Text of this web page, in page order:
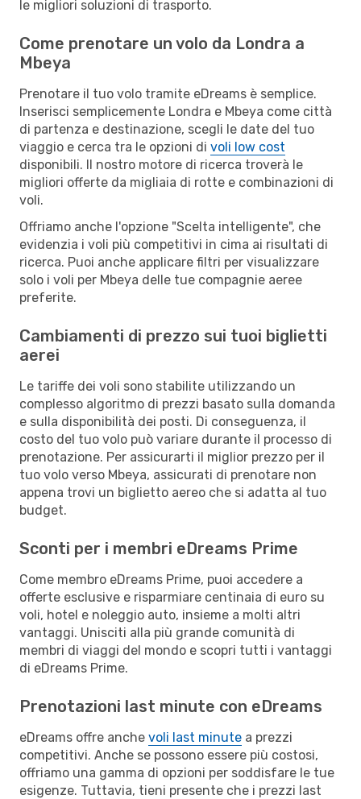
le migliori soluzioni di trasporto.
Come prenotare un volo da Londra a
Mbeya
Prenotare il tuo volo tramite eDreams è semplice.
Inserisci semplicemente Londra e Mbeya come città
di partenza e destinazione, scegli le date del tuo
viaggio e cerca tra le opzioni di voli low cost
disponibili. Il nostro motore di ricerca troverà le
migliori offerte da migliaia di rotte e combinazioni di
voli.
Offriamo anche l'opzione "Scelta intelligente", che
evidenzia i voli più competitivi in cima ai risultati di
ricerca. Puoi anche applicare filtri per visualizzare
solo i voli per Mbeya delle tue compagnie aeree
preferite.
Cambiamenti di prezzo sui tuoi biglietti
aerei
Le tariffe dei voli sono stabilite utilizzando un
complesso algoritmo di prezzi basato sulla domanda
e sulla disponibilità dei posti. Di conseguenza, il
costo del tuo volo può variare durante il processo di
prenotazione. Per assicurarti il miglior prezzo per il
tuo volo verso Mbeya, assicurati di prenotare non
appena trovi un biglietto aereo che si adatta al tuo
budget.
Sconti per i membri eDreams Prime
Come membro eDreams Prime, puoi accedere a
offerte esclusive e risparmiare centinaia di euro su
voli, hotel e noleggio auto, insieme a molti altri
vantaggi. Unisciti alla più grande comunità di
membri di viaggi del mondo e scopri tutti i vantaggi
di eDreams Prime.
Prenotazioni last minute con eDreams
eDreams offre anche voli last minute a prezzi
competitivi. Anche se possono essere più costosi,
offriamo una gamma di opzioni per soddisfare le tue
esigenze. Tuttavia, tieni presente che i prezzi last